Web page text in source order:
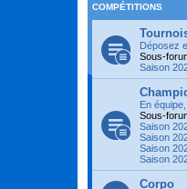
COMPÉTITIONS
Déposez
Sous-
Saison
En
Sous-
Saison
Saison
Saison
Saison
Corpo